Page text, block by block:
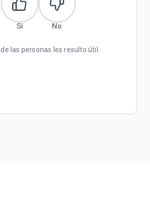
Sí No
de las personas les resulto útil.